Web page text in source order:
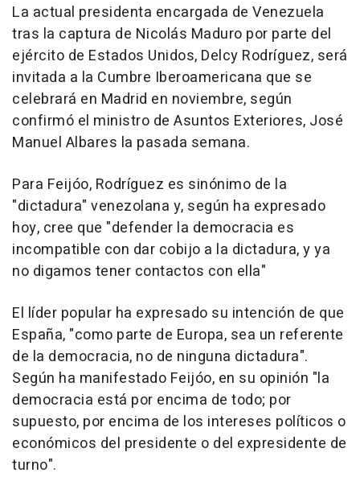
La actual presidenta encargada de Venezuela
tras la captura de Nicolás Maduro por parte del
ejército de Estados Unidos, Delcy Rodríguez, será
invitada a la Cumbre Iberoamericana que se
celebrará en Madrid en noviembre, según
confirmó el ministro de Asuntos Exteriores, José
Manuel Albares la pasada semana.
Para Feijóo, Rodríguez es sinónimo de la
"dictadura" venezolana y, según ha expresado
hoy, cree que "defender la democracia es
incompatible con dar cobijo a la dictadura, y ya
no digamos tener contactos con ella"
El líder popular ha expresado su intención de que
España, "como parte de Europa, sea un referente
de la democracia, no de ninguna dictadura".
Según ha manifestado Feijóo, en su opinión "la
democracia está por encima de todo; por
supuesto, por encima de los intereses políticos o
económicos del presidente o del expresidente de
turno".